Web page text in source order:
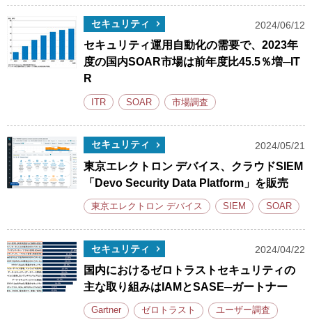
セキュリティ 2024/06/12
セキュリティ運用自動化の需要で、2023年
度の国内SOAR市場は前年度比45.5％増─IT
R
ITR SOAR 市場調査
セキュリティ 2024/05/21
東京エレクトロン デバイス、クラウドSIEM
「Devo Security Data Platform」を販売
東京エレクトロン デバイス SIEM SOAR
セキュリティ 2024/04/22
国内におけるゼロトラストセキュリティの
主な取り組みはIAMとSASE─ガートナー
Gartner ゼロトラスト ユーザー調査